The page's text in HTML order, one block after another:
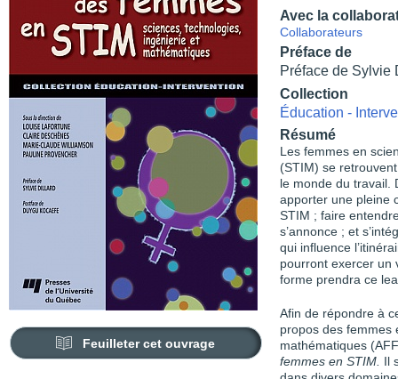
Feuilleter cet ouvrage
Avec la
Collaborateurs
Préface de
Préface de Sylvie
Collection
Éducation -
Résumé
Les femmes en
(STIM) se
le monde du travail.
apporter une pleine
STIM ; faire
s’annonce ; et
qui influence
pourront exercer un
forme prendra ce
Afin de répondre à
propos des femmes
mathématiques
femmes en STIM.
Il